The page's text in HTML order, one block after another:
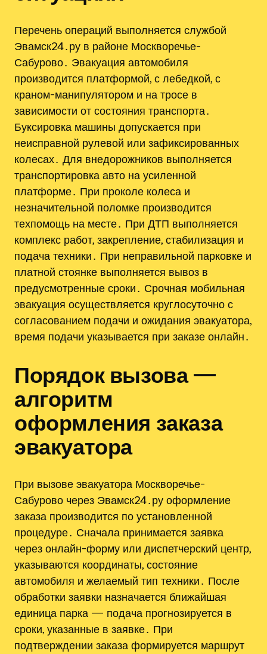
Перечень операций выполняется службой
Эвамск24․ру в районе Москворечье-
Сабурово․ Эвакуация автомобиля
производится платформой, с лебедкой, с
краном-манипулятором и на тросе в
зависимости от состояния транспорта․
Буксировка машины допускается при
неисправной рулевой или зафиксированных
колесах․ Для внедорожников выполняется
транспортировка авто на усиленной
платформе․ При проколе колеса и
незначительной поломке производится
техпомощь на месте․ При ДТП выполняется
комплекс работ, закрепление, стабилизация и
подача техники․ При неправильной парковке и
платной стоянке выполняется вывоз в
предусмотренные сроки․ Срочная мобильная
эвакуация осуществляется круглосуточно с
согласованием подачи и ожидания эвакуатора,
время подачи указывается при заказе онлайн․
Порядок вызова —
алгоритм
оформления заказа
эвакуатора
При вызове эвакуатора Москворечье-
Сабурово через Эвамск24․ру оформление
заказа производится по установленной
процедуре․ Сначала принимается заявка
через онлайн-форму или диспетчерский центр,
указываются координаты, состояние
автомобиля и желаемый тип техники․ После
обработки заявки назначается ближайшая
единица парка — подача прогнозируется в
сроки, указанные в заявке․ При
подтверждении заказа формируется маршрут